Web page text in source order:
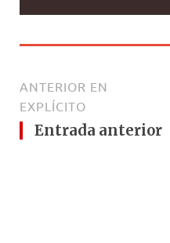
ANTERIOR EN
EXPLÍCITO
Entrada anterior